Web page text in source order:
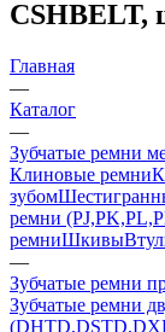
CSHBELT,
Главная
—
Каталог
—
Зубчатые ремни
Клиновые ремни
зубом
ремни
ремниШкивы
—
Зубчатые ремни
Зубчатые ремни